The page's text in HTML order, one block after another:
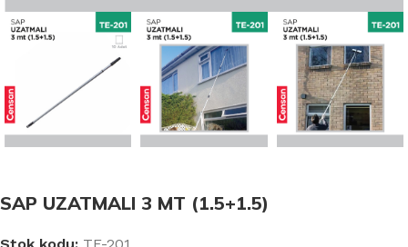
SAP UZATMALI 3 MT (1.5+1.5)